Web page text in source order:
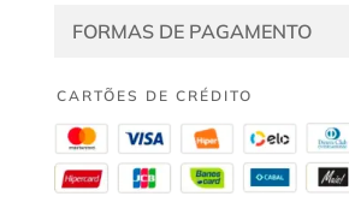
FORMAS DE PAGAMENTO
CARTÕES DE CRÉDITO